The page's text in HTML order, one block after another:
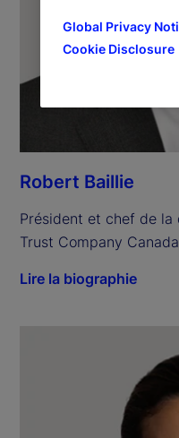
Robert Baillie
Président et chef de
Trust Company Canada
Lire la biographie
Global Privacy
Cookie Disclosure